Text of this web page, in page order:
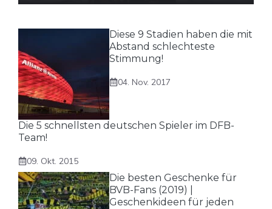
Diese 9 Stadien haben die mit
Abstand schlechteste
Stimmung!
04. Nov. 2017
Die 5 schnellsten deutschen Spieler im DFB-
Team!
09. Okt. 2015
Die besten Geschenke für
BVB-Fans (2019) |
Geschenkideen für jeden